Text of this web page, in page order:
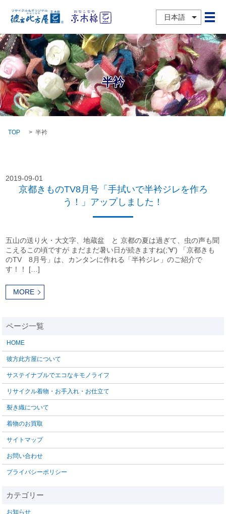
日本語 メ
半衿
TOP 半衿
2019-09-01
京都きものTV8月号「手拭いで半衿ジレを作ろ
う！」アップしました！
五山の送り火・大文字、地蔵盆 と 京都の夏は過ぎて、虫の声も聞
こえるこの頃ですが まだまだ暑い日が続きますね(;’∀’) 「京都きも
のTV 8月号」は、カンタンに作れる「半衿ジレ」のご紹介で
す！！ […]
MORE
HOME
彼方此方屋について
サステイナブルでエコなキモノライフ
リサイクル着物・お手入れ・お仕立て
裂き織について
着物のお買取
サイトマップ
お問い合わせ
プライバシーポリシー
お知らせ